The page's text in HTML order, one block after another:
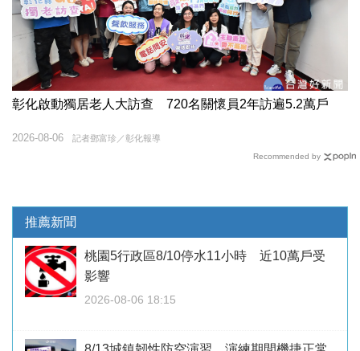
彰化啟動獨居老人大訪查 720名關懷員2年訪遍5.2萬戶
記者鄧富珍／彰化報導
2026-08-06
Recommended by
推薦新聞
桃園5行政區8/10停水11小時 近10萬戶受
影響
2026-08-06 18:15